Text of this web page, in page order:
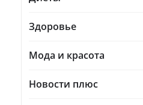
Здоровье
Мода и красота
Новости плюс